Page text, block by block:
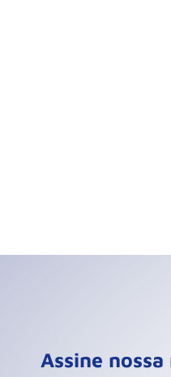
Assine